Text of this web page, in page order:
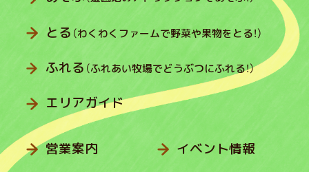
とる （わくわくファームで野菜や果物をとる！）
ふれる （ふれあい牧場でどうぶつにふれる！）
エリアガイド
営業案内
イベント情報